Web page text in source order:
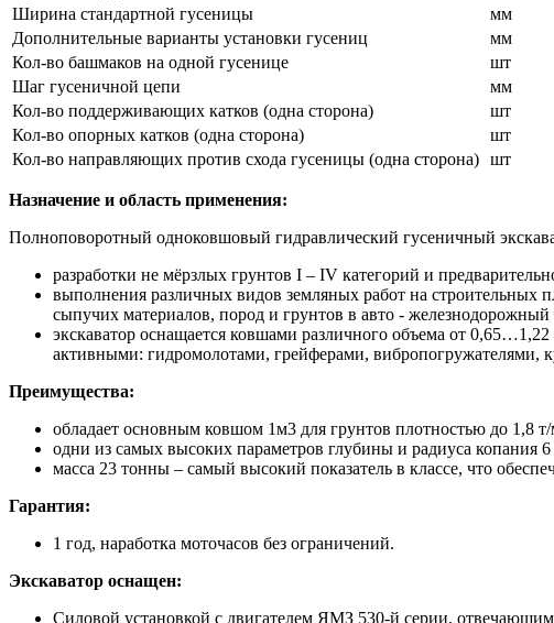
Ширина стандартной гусеницы
мм
Дополнительные варианты установки гусениц
мм
Кол-во башмаков на одной гусенице
шт
Шаг гусеничной цепи
мм
Кол-во поддерживающих катков (одна сторона)
шт
Кол-во опорных катков (одна сторона)
шт
Кол-во направляющих против схода гусеницы (одна сторона) шт
Назначение и область применения:
Полноповоротный одноковшовый гидравлический гусеничный
разработки не мёрзлых грунтов I – IV категорий и
выполнения различных видов земляных работ на строительных
сыпучих материалов, пород и грунтов в авто - железнодорожный
экскаватор оснащается ковшами различного объема от
активными: гидромолотами, грейферами, вибропогружателями,
Преимущества:
обладает основным ковшом 1м3 для грунтов плотностью до 1,8
одни из самых высоких параметров глубины и радиуса копания
масса 23 тонны – самый высокий показатель в классе, что
Гарантия:
1 год, наработка моточасов без ограничений.
Экскаватор оснащен:
Силовой установкой с двигателем ЯМЗ 530-й серии,